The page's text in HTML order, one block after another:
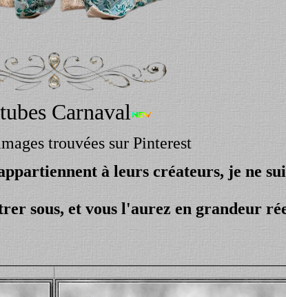
Carnaval
trouvées sur Pinterest
à leurs créateurs, je ne
sous, et vous l'aurez en grandeur